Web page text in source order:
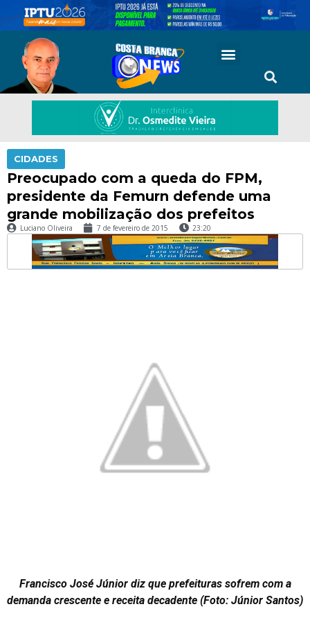
CIDADES
Preocupado com a queda do FPM,
presidente da Femurn defende uma
grande mobilização dos prefeitos
Luciano Oliveira 7 de fevereiro de 2015 23:20
Francisco José Júnior diz que prefeituras sofrem com a
demanda crescente e receita decadente (Foto: Júnior Santos)